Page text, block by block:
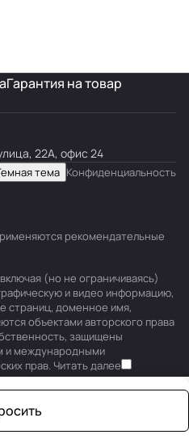
Гарантия на товар
22А, офис 24
тема Конфиденциальность
рекомендательные
(но не ограничиваясь)
и видео информацию,
страниц, доменное имя,
объектами авторского права
защищены
и международными
прав. Читать далее